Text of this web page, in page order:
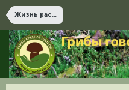
Жизнь растений. Сезонные ритмы природы